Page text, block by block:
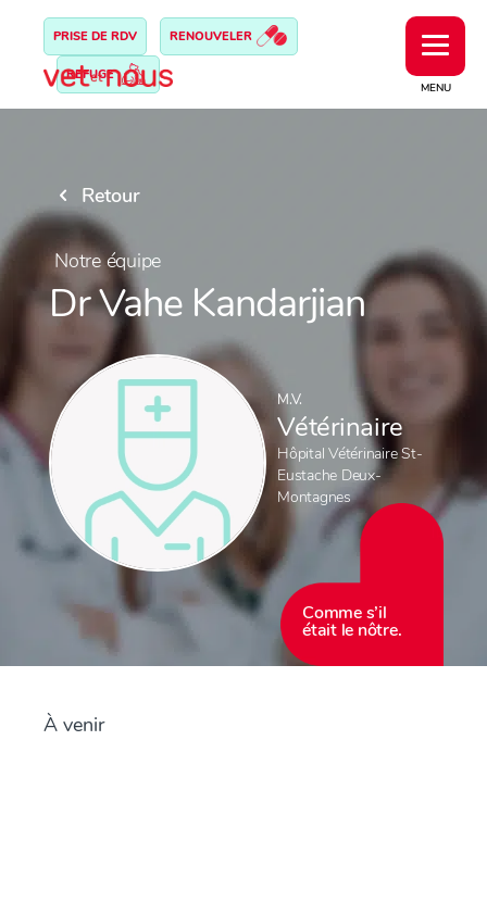
MENU
PRISE DE RDV RENOUVELER
REFUGE
Retour
Notre équipe
Dr Vahe Kandarjian
M.V.
Vétérinaire
Hôpital Vétérinaire St-
Eustache Deux-
Montagnes
Comme s’il
était le nôtre.
À venir